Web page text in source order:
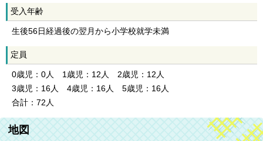
受入年齢
生後56日経過後の翌月から小学校就学未満
定員
0歳児：0人 1歳児：12人 2歳児：12人
3歳児：16人 4歳児：16人 5歳児：16人
合計：72人
地図